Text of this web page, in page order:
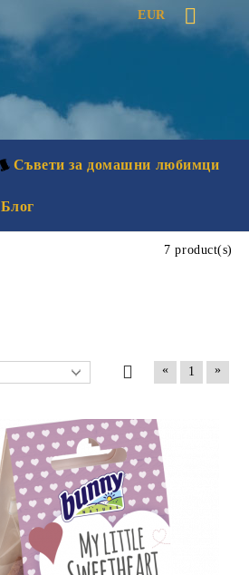
EUR
Съвети за домашни любимци
Блог
7 product(s)
« 1 »